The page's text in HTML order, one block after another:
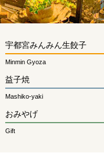
宇都宮みんみん生餃子
Minmin Gyoza
益子焼
Mashiko-yaki
おみやげ
Gift